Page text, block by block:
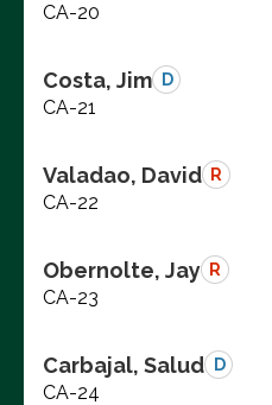
CA-20
Costa, Jim D
CA-21
Valadao, David R
CA-22
Obernolte, Jay R
CA-23
Carbajal, Salud D
CA-24